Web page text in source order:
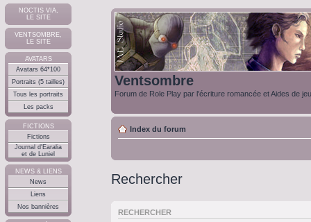
NOCTIS VIA,
LE SITE
VENTSOMBRE,
LE SITE
AVATARS
Avatars 64*100
Portraits (5 tailles)
Tous les portraits
Les packs
FICTIONS
Fictions
Journal d'Earalia
et de Luniel
NEWS & LIENS
News
Liens
Nos bannières
Ventsombre
Forum de Role Play par l'écriture romancée et Aides de
Index du forum
Rechercher
RECHERCHER